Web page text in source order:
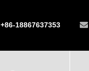
+86-18867637353